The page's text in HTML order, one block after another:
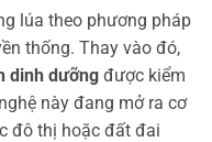
lúa theo phương pháp
thống. Thay vào đó,
dinh dưỡng được kiểm
này đang mở ra cơ
đô thị hoặc đất đai